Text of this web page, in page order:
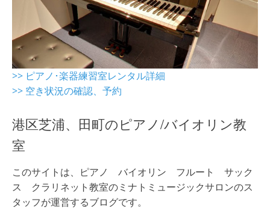
>> ピアノ･楽器練習室レンタル詳細
>> 空き状況の確認、予約
港区芝浦、田町のピアノ/バイオリン教
室
このサイトは、ピアノ バイオリン フルート サック
ス クラリネット教室のミナトミュージックサロンのス
タッフが運営するブログです。